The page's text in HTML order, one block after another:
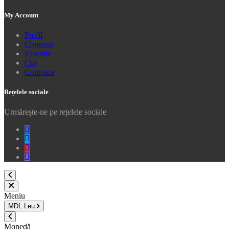
My Account
Profil
Comenzi
Favorite
Coș
Compara
Rețelele sociale
Urmărește-ne pe rețelele sociale
Facebook
Twitter
Youtube
Instagram
Meniu
MDL Leu
Monedă